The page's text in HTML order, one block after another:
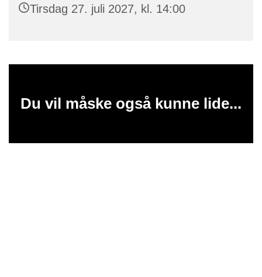
Tirsdag 27. juli 2027, kl. 14:00
Du vil måske også kunne lide...